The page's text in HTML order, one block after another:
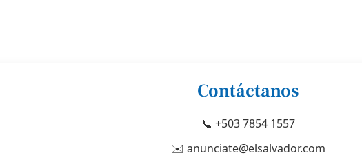
Contáctanos
📞 +503 7854 1557
✉️ anunciate@elsalvador.com